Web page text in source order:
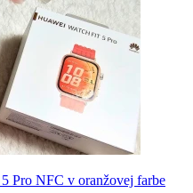
Pro NFC v oranžovej farbe